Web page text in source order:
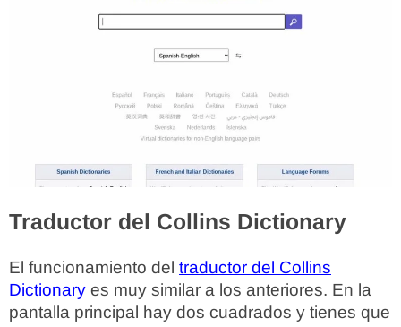
Traductor del Collins Dictionary
El funcionamiento del traductor del Collins
Dictionary es muy similar a los anteriores. En la
pantalla principal hay dos cuadrados y tienes que